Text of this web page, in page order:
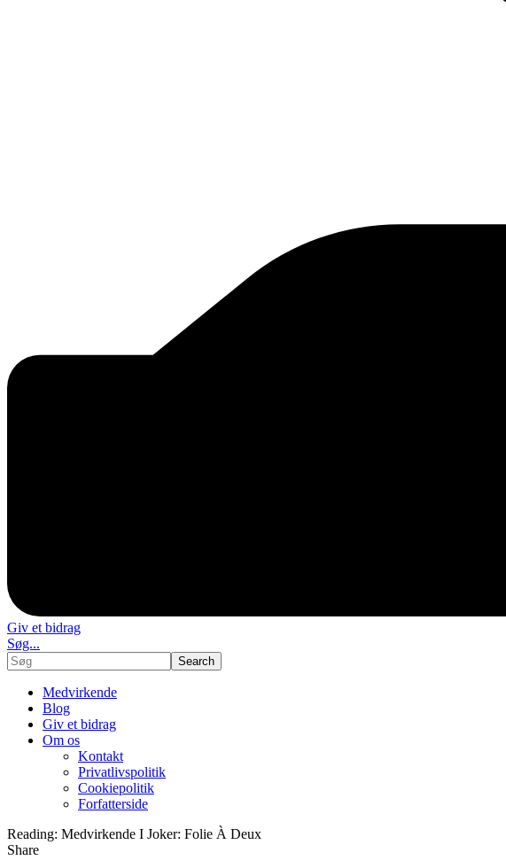
Giv et bidrag
Søg...
Medvirkende
Blog
Giv et bidrag
Om os
Kontakt
Privatlivspolitik
Cookiepolitik
Forfatterside
Reading: Medvirkende I Joker: Folie À Deux
Share